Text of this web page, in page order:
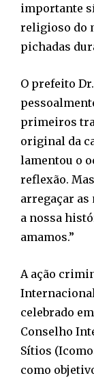
importante
religioso do
pichadas
O prefeito
primeiros
original da
lamentou o
reflexão.
arregaçar as
a nossa
amamos.”
A ação
celebrado
Conselho
Sítios
como